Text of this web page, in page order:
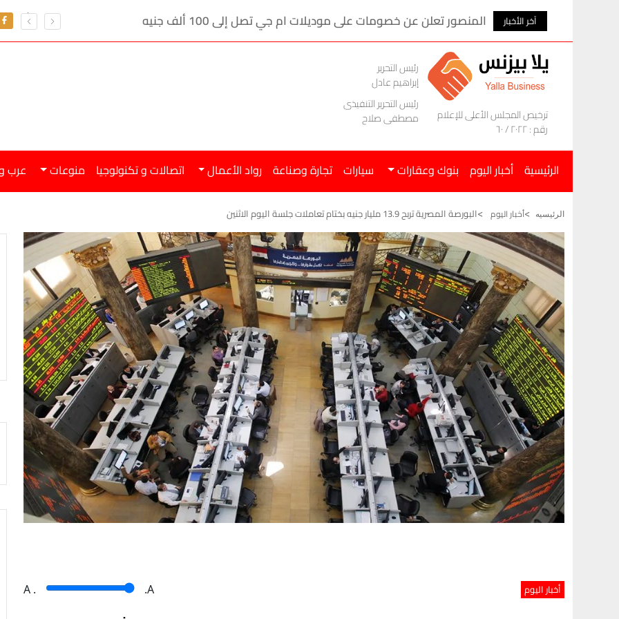
آخر الأخبار المنصور تعلن عن خصومات على موديلات ام جي تصل إلى 100 ألف جنيه
ترخيص المجلس الأعلى للإعلام
رقم : ٢٠٢٢ / ٦٠
رئيس التحرير
إبراهيم عادل
رئيس التحرير التنفيذى
مصطفى صلاح
الرئيسية أخبار اليوم بنوك وعقارات سيارات تجارة وصناعة رواد الأعمال اتصالات و تكنولوجيا منوعات عرب
الرئيسيه أخبار اليوم البورصة المصرية تربح 13.9 مليار جنيه بختام تعاملات جلسة اليوم الاثنين
أخبار اليوم A . .A